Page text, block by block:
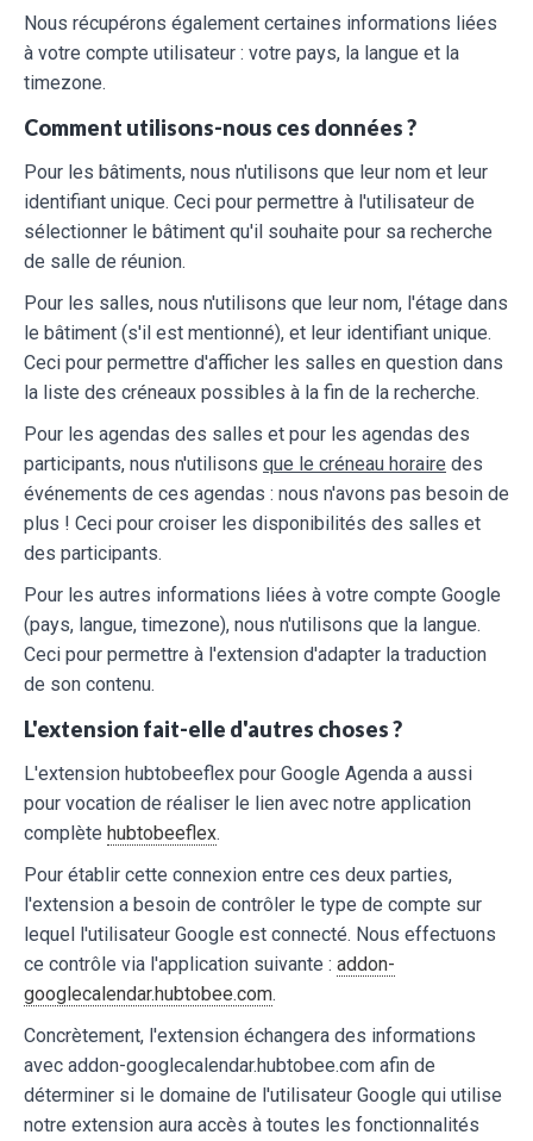
Nous récupérons également certaines informations liées
à votre compte utilisateur : votre pays, la langue et la
timezone.
Comment utilisons-nous ces données ?
Pour les bâtiments, nous n'utilisons que leur nom et leur
identifiant unique. Ceci pour permettre à l'utilisateur de
sélectionner le bâtiment qu'il souhaite pour sa recherche
de salle de réunion.
Pour les salles, nous n'utilisons que leur nom, l'étage dans
le bâtiment (s'il est mentionné), et leur identifiant unique.
Ceci pour permettre d'afficher les salles en question dans
la liste des créneaux possibles à la fin de la recherche.
Pour les agendas des salles et pour les agendas des
participants, nous n'utilisons que le créneau horaire des
événements de ces agendas : nous n'avons pas besoin de
plus ! Ceci pour croiser les disponibilités des salles et
des participants.
Pour les autres informations liées à votre compte Google
(pays, langue, timezone), nous n'utilisons que la langue.
Ceci pour permettre à l'extension d'adapter la traduction
de son contenu.
L'extension fait-elle d'autres choses ?
L'extension hubtobeeflex pour Google Agenda a aussi
pour vocation de réaliser le lien avec notre application
complète hubtobeeflex.
Pour établir cette connexion entre ces deux parties,
l'extension a besoin de contrôler le type de compte sur
lequel l'utilisateur Google est connecté. Nous effectuons
ce contrôle via l'application suivante : addon-
googlecalendar.hubtobee.com.
Concrètement, l'extension échangera des informations
avec addon-googlecalendar.hubtobee.com afin de
déterminer si le domaine de l'utilisateur Google qui utilise
notre extension aura accès à toutes les fonctionnalités